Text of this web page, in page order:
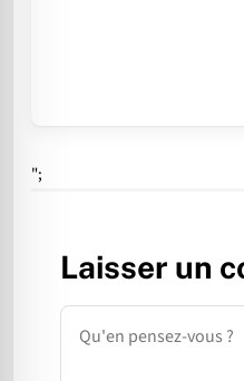
";
Laisser un
Commentaire